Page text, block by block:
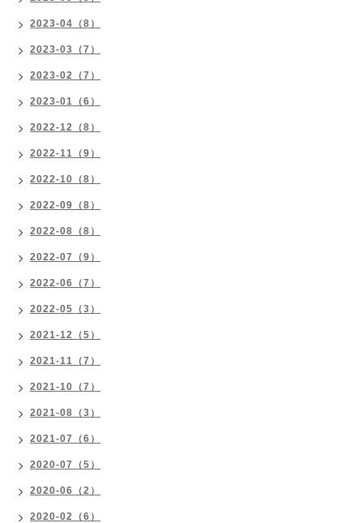
2023-04（8）
2023-03（7）
2023-02（7）
2023-01（6）
2022-12（8）
2022-11（9）
2022-10（8）
2022-09（8）
2022-08（8）
2022-07（9）
2022-06（7）
2022-05（3）
2021-12（5）
2021-11（7）
2021-10（7）
2021-08（3）
2021-07（6）
2020-07（5）
2020-06（2）
2020-02（6）